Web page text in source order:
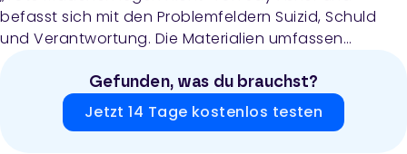
befasst sich mit den Problemfeldern Suizid, Schuld
und Verantwortung. Die Materialien umfassen
philosophische Erarbeitungen zu Schuldbegriffen,
Methodentrainings sowie Lernzielkontrollen für die
Klassen 9-10 im Ethikunterricht.
Gefunden, was du brauchst?
Jetzt 14 Tage kostenlos testen